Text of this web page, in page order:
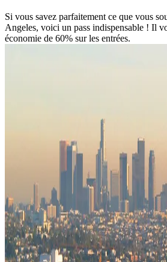
Si vous savez parfaitement ce que vous
Angeles, voici un pass indispensable ! Il
économie de 60% sur les entrées.